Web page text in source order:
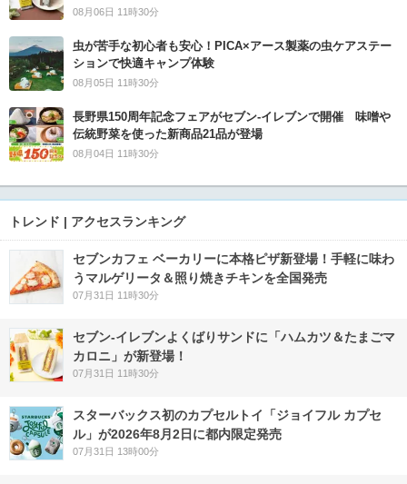
08月06日 11時30分
虫が苦手な初心者も安心！PICA×アース製薬の虫ケアステー
ションで快適キャンプ体験
08月05日 11時30分
長野県150周年記念フェアがセブン-イレブンで開催 味噌や
伝統野菜を使った新商品21品が登場
08月04日 11時30分
トレンド | アクセスランキング
セブンカフェ ベーカリーに本格ピザ新登場！手軽に味わ
うマルゲリータ＆照り焼きチキンを全国発売
07月31日 11時30分
セブン‐イレブンよくばりサンドに「ハムカツ＆たまごマ
カロニ」が新登場！
07月31日 11時30分
スターバックス初のカプセルトイ「ジョイフル カプセ
ル」が2026年8月2日に都内限定発売
07月31日 13時00分